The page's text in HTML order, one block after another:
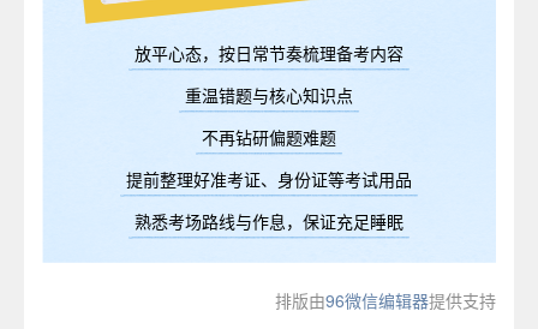
放平心态，按日常节奏梳理备考内容
重温错题与核心知识点
不再钻研偏题难题
提前整理好准考证、身份证等考试用品
熟悉考场路线与作息，保证充足睡眠
排版由96微信编辑器提供支持